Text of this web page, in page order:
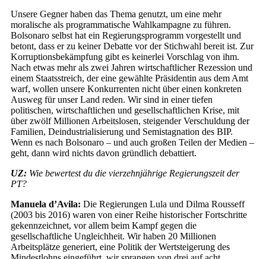
Unsere Gegner haben das Thema genutzt, um eine mehr
moralische als programmatische Wahlkampagne zu führen.
Bolsonaro selbst hat ein Regierungsprogramm vorgestellt und
betont, dass er zu keiner Debatte vor der Stichwahl bereit ist. Zur
Korruptionsbekämpfung gibt es keinerlei Vorschlag von ihm.
Nach etwas mehr als zwei Jahren wirtschaftlicher Rezession und
einem Staatsstreich, der eine gewählte Präsidentin aus dem Amt
warf, wollen unsere Konkurrenten nicht über einen konkreten
Ausweg für unser Land reden. Wir sind in einer tiefen
politischen, wirtschaftlichen und gesellschaftlichen Krise, mit
über zwölf Millionen Arbeitslosen, steigender Verschuldung der
Familien, Deindustrialisierung und Semistagnation des BIP.
Wenn es nach Bolsonaro – und auch großen Teilen der Medien –
geht, dann wird nichts davon gründlich debattiert.
UZ: Wie bewertest du die vierzehnjährige Regierungszeit der
PT?
Manuela d’Avila: Die Regierungen Lula und Dilma Rousseff
(2003 bis 2016) waren von einer Reihe historischer Fortschritte
gekennzeichnet, vor allem beim Kampf gegen die
gesellschaftliche Ungleichheit. Wir haben 20 Millionen
Arbeitsplätze generiert, eine Politik der Wertsteigerung des